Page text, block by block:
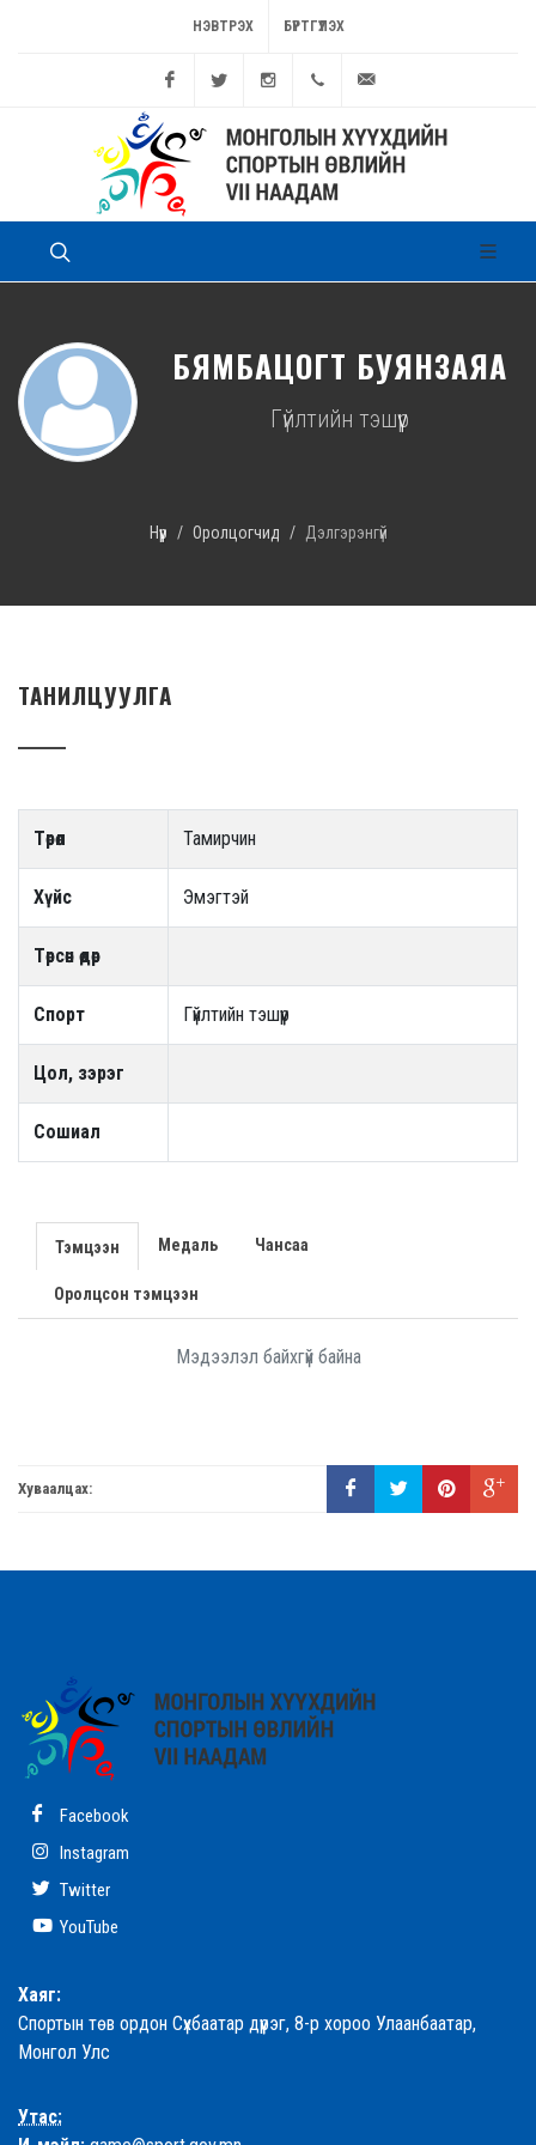
НЭВТРЭХ БҮРТГҮҮЛЭХ
FacebookTwitter Instagram11262449
БЯМБАЦОГТ БУЯНЗАЯА
Гүйлтийн тэшүүр
Нүүр Оролцогчид Дэлгэрэнгүй
ТАНИЛЦУУЛГА
Төрөл Тамирчин
Хүйс Эмэгтэй
Төрсөн өдөр
Спорт Гүйлтийн тэшүүр
Цол, зэрэг
Сошиал
Тэмцээн Медаль Чансаа
Оролцсон тэмцээн
Мэдээлэл байхгүй байна
Хуваалцах:
Facebook
Instagram
Twitter
YouTube
Хаяг:
Спортын төв ордон Сүхбаатар дүүрэг, 8-р хороо Улаанбаатар,
Монгол Улс
Утас: